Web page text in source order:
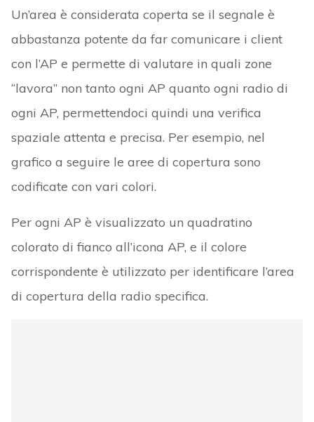
Un’area è considerata coperta se il segnale è
abbastanza potente da far comunicare i client
con l’AP e permette di valutare in quali zone
“lavora” non tanto ogni AP quanto ogni radio di
ogni AP, permettendoci quindi una verifica
spaziale attenta e precisa. Per esempio, nel
grafico a seguire le aree di copertura sono
codificate con vari colori.
Per ogni AP è visualizzato un quadratino
colorato di fianco all’icona AP, e il colore
corrispondente è utilizzato per identificare l’area
di copertura della radio specifica.